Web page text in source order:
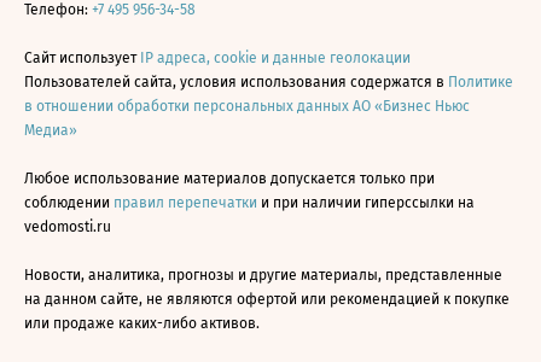
Телефон: +7 495 956-34-58
Сайт использует IP адреса, cookie и данные геолокации
Пользователей сайта, условия использования содержатся в Политике
в отношении обработки персональных данных АО «Бизнес Ньюс
Медиа»
Любое использование материалов допускается только при
соблюдении правил перепечатки и при наличии гиперссылки на
vedomosti.ru
Новости, аналитика, прогнозы и другие материалы, представленные
на данном сайте, не являются офертой или рекомендацией к покупке
или продаже каких-либо активов.